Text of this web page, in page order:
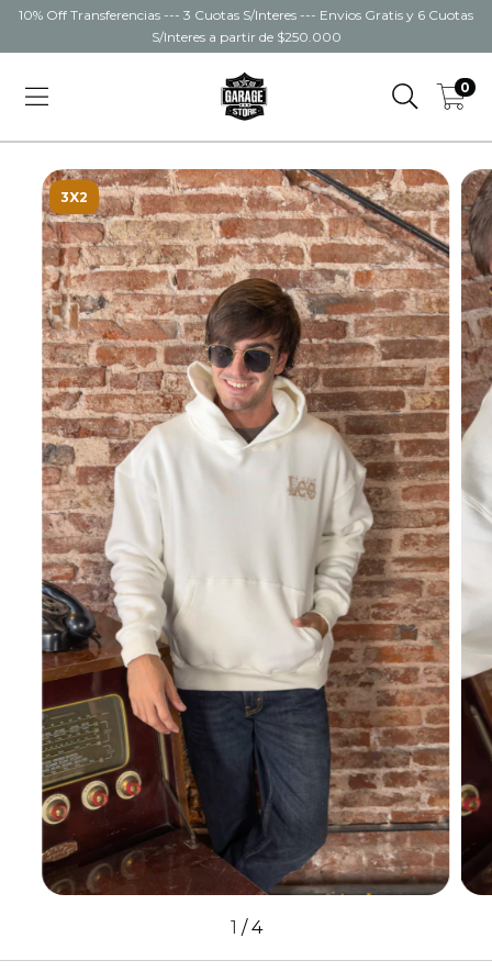
10% Off Transferencias --- 3 Cuotas S/Interes --- Envios Gratis y 6 Cuotas
S/Interes a partir de $250.000
0
3X2
1 /4